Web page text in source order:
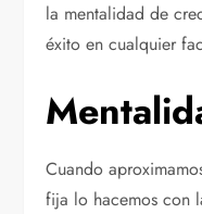
la mentalidad de
éxito en cualquier
Cuando
fija lo hacemos con